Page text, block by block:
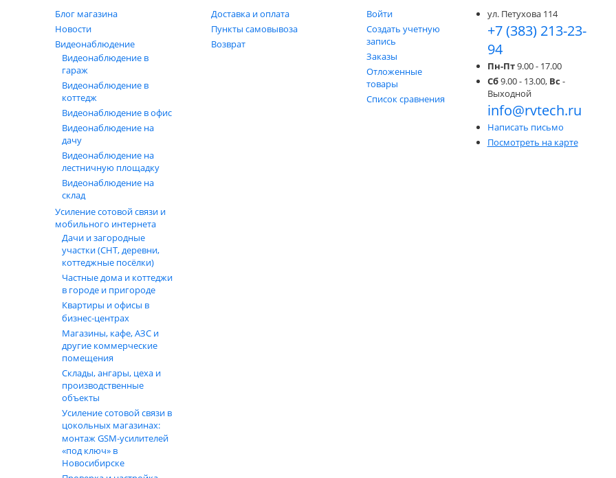
Блог магазина
Новости
Видеонаблюдение
Видеонаблюдение в
гараж
Видеонаблюдение в
коттедж
Видеонаблюдение в офис
Видеонаблюдение на
дачу
Видеонаблюдение на
лестничную площадку
Видеонаблюдение на
склад
Усиление сотовой связи и
мобильного интернета
Дачи и загородные
участки (СНТ, деревни,
коттеджные посёлки)
Частные дома и коттеджи
в городе и пригороде
Квартиры и офисы в
бизнес‑центрах
Магазины, кафе, АЗС и
другие коммерческие
помещения
Склады, ангары, цеха и
производственные
объекты
Усиление сотовой связи в
цокольных магазинах:
монтаж GSM‑усилителей
«под ключ» в
Новосибирске
Доставка и оплата
Пункты самовывоза
Возврат
Войти
Создать учетную
запись
Заказы
Отложенные
товары
Список сравнения
ул. Петухова 114
+7 (383) 213-23-
94
Пн-Пт9.00 - 17.00
Сб9.00 - 13.00, Вс -
Выходной
info@rvtech.ru
Написать письмо
Посмотреть на карте